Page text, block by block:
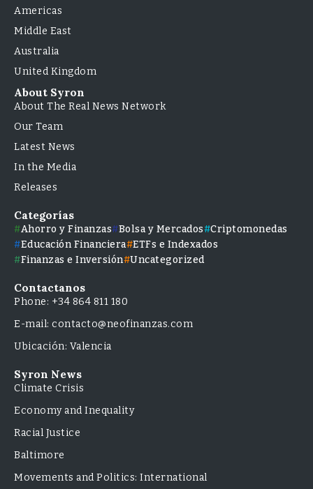
Americas
Middle East
Australia
United Kingdom
About Syron
About The Real News Network
Our Team
Latest News
In the Media
Releases
Categorías
Ahorro y Finanzas Bolsa y Mercados
Criptomonedas
Educación Financiera ETFs e Indexados
Finanzas e Inversión Uncategorized
Contactanos
Phone: +34 864 811 180
E-mail: contacto@neofinanzas.com
Ubicación: Valencia
Syron News
Climate Crisis
Economy and Inequality
Racial Justice
Baltimore
Movements and Politics: International